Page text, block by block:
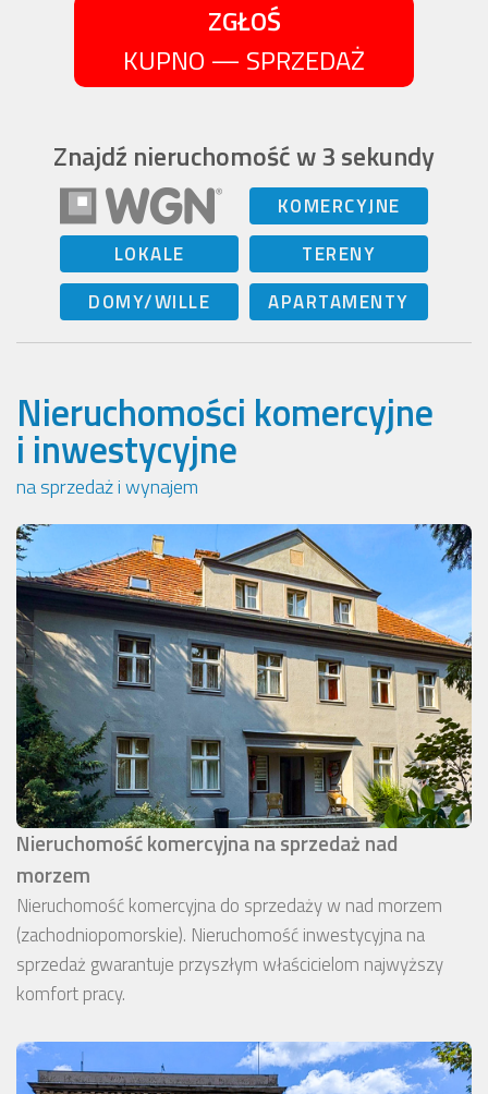
ZGŁOŚ
KUPNO — SPRZEDAŻ
Znajdź nieruchomość w 3 sekundy
KOMERCYJNE
LOKALE
TERENY
DOMY/WILLE
APARTAMENTY
Nieruchomości komercyjne
i inwestycyjne
na sprzedaż i wynajem
Nieruchomość komercyjna na sprzedaż nad
morzem
Nieruchomość komercyjna do sprzedaży w nad morzem
(zachodniopomorskie). Nieruchomość inwestycyjna na
sprzedaż gwarantuje przyszłym właścicielom najwyższy
komfort pracy.